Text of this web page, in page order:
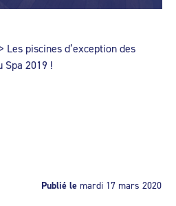
> Les piscines d’exception des
Spa 2019 !
Publié le mardi 17 mars 2020